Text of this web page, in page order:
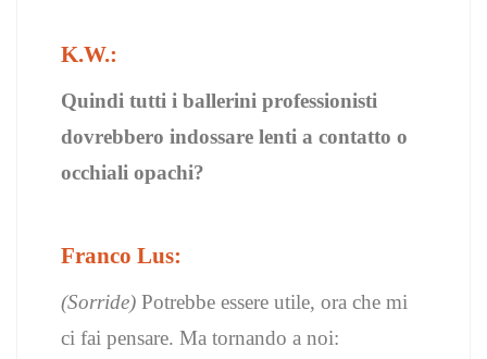
K.W.:
Quindi tutti i ballerini professionisti
dovrebbero indossare lenti a contatto o
occhiali opachi?
Franco Lus:
(Sorride) Potrebbe essere utile, ora che mi
ci fai pensare. Ma tornando a noi: